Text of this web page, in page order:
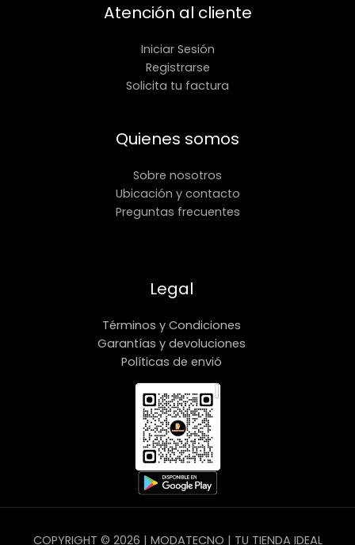
Atención al cliente
Iniciar Sesión
Registrarse
Solicita tu factura
Quienes somos
Sobre nosotros
Ubicación y contacto
Preguntas frecuentes
Legal
Términos y Condiciones
Garantías y devoluciones
Políticas de envió
COPYRIGHT © 2026 | MODATECNO | TU TIENDA IDEAL